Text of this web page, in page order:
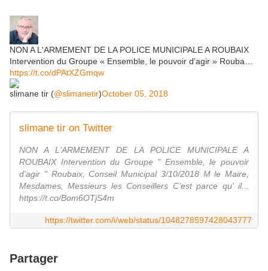
NON A L'ARMEMENT DE LA POLICE MUNICIPALE A ROUBAIX
Intervention du Groupe « Ensemble, le pouvoir d’agir » Rouba…
https://t.co/dPAtXZGmqw
slimane tir (@slimanetir)October 05, 2018
slimane tir on Twitter
NON A L'ARMEMENT DE LA POLICE MUNICIPALE A
ROUBAIX Intervention du Groupe " Ensemble, le pouvoir
d'agir " Roubaix, Conseil Municipal 3/10/2018 M le Maire,
Mesdames, Messieurs les Conseillers C'est parce qu' il...
https://t.co/Bom6OTjS4m
https://twitter.com/i/web/status/1048278597428043777
Partager